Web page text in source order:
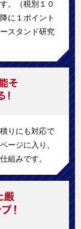
。（税別１０
に１ポイント
スタンド研究
りにも対応で
ージに入り、
組みです。